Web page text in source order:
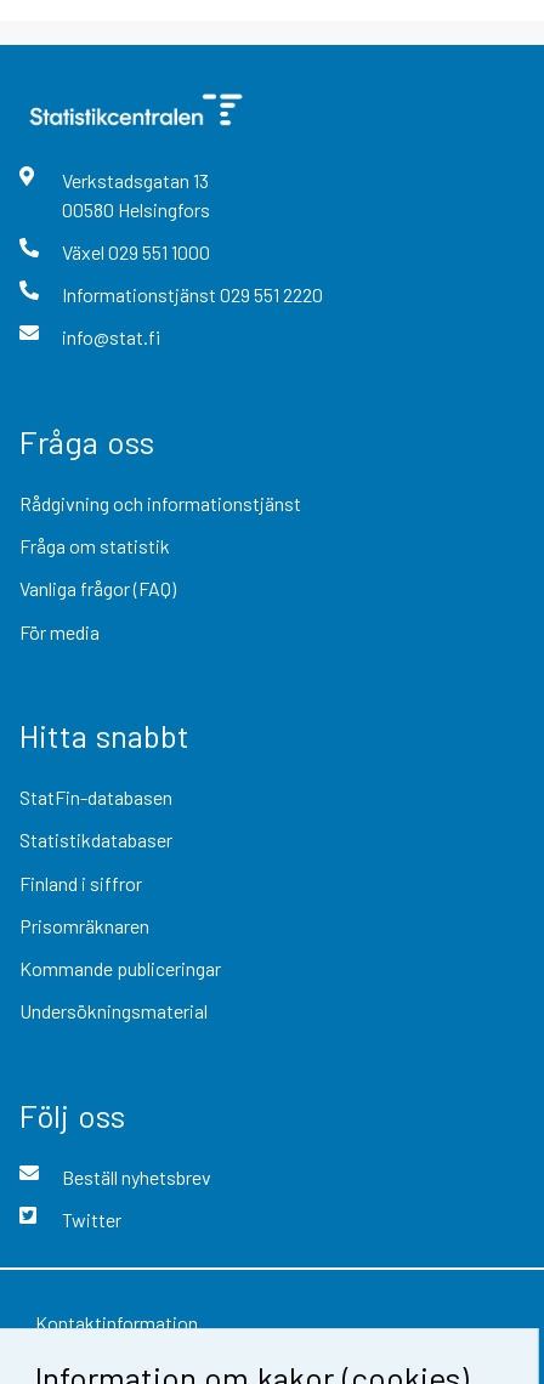
Verkstadsgatan 13
00580 Helsingfors
Växel 029 551 1000
Informationstjänst 029 551 2220
info@stat.fi
Fråga oss
Rådgivning och informationstjänst
Fråga om statistik
Vanliga frågor (FAQ)
För media
Hitta snabbt
StatFin-databasen
Statistikdatabaser
Finland i siffror
Prisomräknaren
Kommande publiceringar
Undersökningsmaterial
Följ oss
Beställ nyhetsbrev
Twitter
Kontaktinformation
Respons